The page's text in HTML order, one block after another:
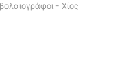
- Χίος